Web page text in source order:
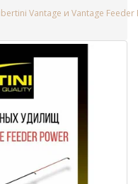
Vantage и Vantage Feeder